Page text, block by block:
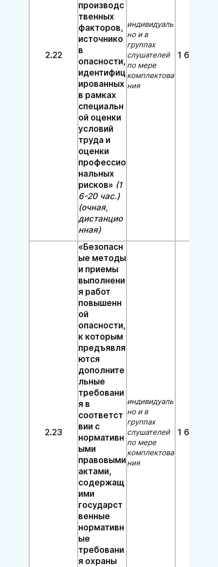
2.22
производс
твенных
факторов,
источнико
в
опасности,
идентифиц
ированных
в рамках
специальн
ой оценки
условий
труда и
оценки
профессио
нальных
рисков» (1
6-20 час.)
(очная,
дистанцио
нная)
индивидуаль
но и в
группах
слушателей
по мере
комплектова
ния
1 600
2.23
«Безопасн
ые методы
и приемы
выполнени
я работ
повышенн
ой
опасности,
к которым
предъявля
ются
дополните
льные
требовани
я в
соответст
вии с
нормативн
ыми
правовыми
актами,
содержащ
ими
государст
венные
нормативн
ые
требовани
я охраны
индивидуаль
но и в
группах
слушателей
по мере
комплектова
ния
1 600